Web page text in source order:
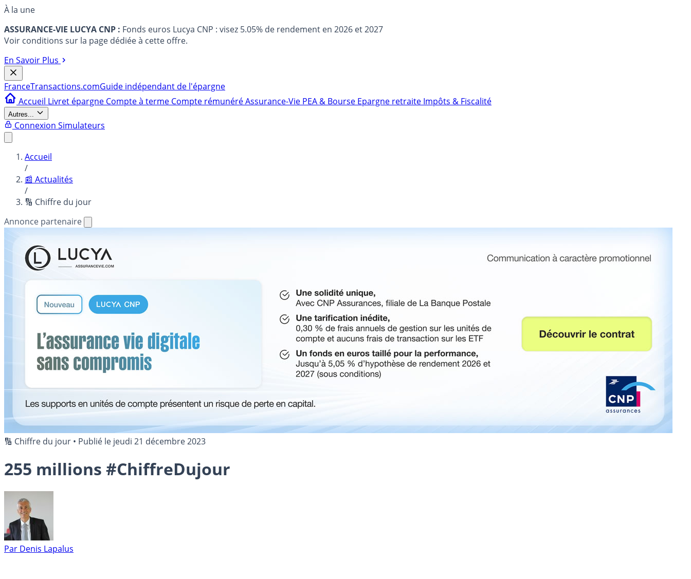
À la une
ASSURANCE-VIE LUCYA CNP : Fonds euros Lucya CNP : visez 5.05% de rendement en 2026 et 2027
Voir conditions sur la page dédiée à cette offre.
En Savoir Plus
FranceTransactions.comGuide indépendant de l'épargne
Accueil Livret épargne Compte à terme Compte rémunéréAssurance-Vie PEA & Bourse Epargne retraite Impôts & Fiscalité
Autres...
Connexion Simulateurs
Accueil
/
📰 Actualités
/
🔢 Chiffre du jour
Annonce partenaire
🔢 Chiffre du jour • Publié le jeudi 21 décembre 2023
255 millions #ChiffreDujour
Par Denis Lapalus